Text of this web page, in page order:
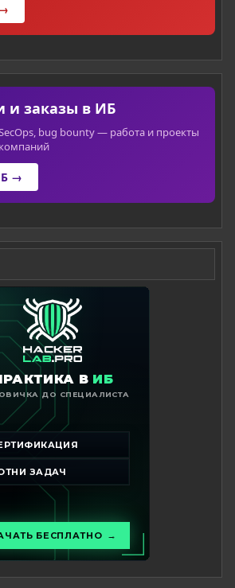
и заказы в ИБ
bug bounty — работа и проекты
→